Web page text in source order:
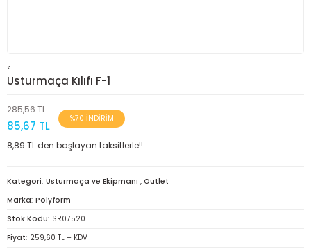
<
Usturmaça Kılıfı F-1
285,56 TL
85,67 TL
%70 İNDİRİM
8,89 TL den başlayan taksitlerle!!
Kategori Usturmaça ve Ekipmanı , Outlet
Marka Polyform
Stok Kodu SR07520
Fiyat 259,60 TL + KDV